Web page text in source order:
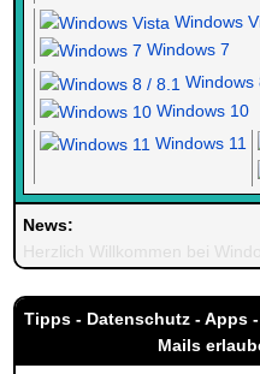
Windows
Windows 7
Windows
Windows 10
Windows 11
News:
Herzlich Willkommen bei
Tipps - Datenschutz - Apps
Mails